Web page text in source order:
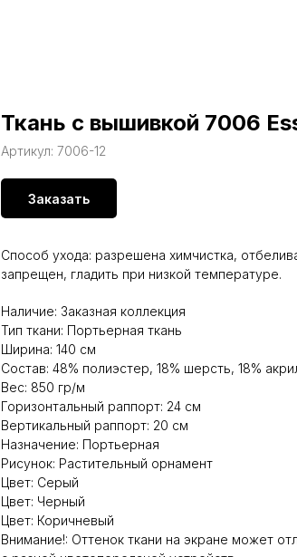
Ткань с вышивкой 7006
Артикул: 7006-12
Заказать
Способ ухода: разрешена химчистка,
запрещен, гладить при низкой температуре.
Наличие: Заказная коллекция
Тип ткани: Портьерная ткань
Ширина: 140 см
Состав: 48% полиэстер, 18% шерсть, 18%
Вес: 850 гр/м
Горизонтальный раппорт: 24 см
Вертикальный раппорт: 20 см
Назначение: Портьерная
Рисунок: Растительный орнамент
Цвет: Серый
Цвет: Черный
Цвет: Коричневый
Внимание!: Оттенок ткани на экране может